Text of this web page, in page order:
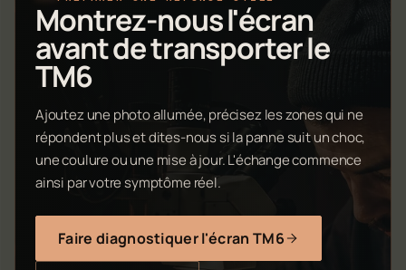
Montrez-nous l'écran
avant de transporter le
TM6
Ajoutez une photo allumée, précisez les zones qui ne
répondent plus et dites-nous si la panne suit un choc,
une coulure ou une mise à jour. L'échange commence
ainsi par votre symptôme réel.
Faire diagnostiquer l'écran TM6